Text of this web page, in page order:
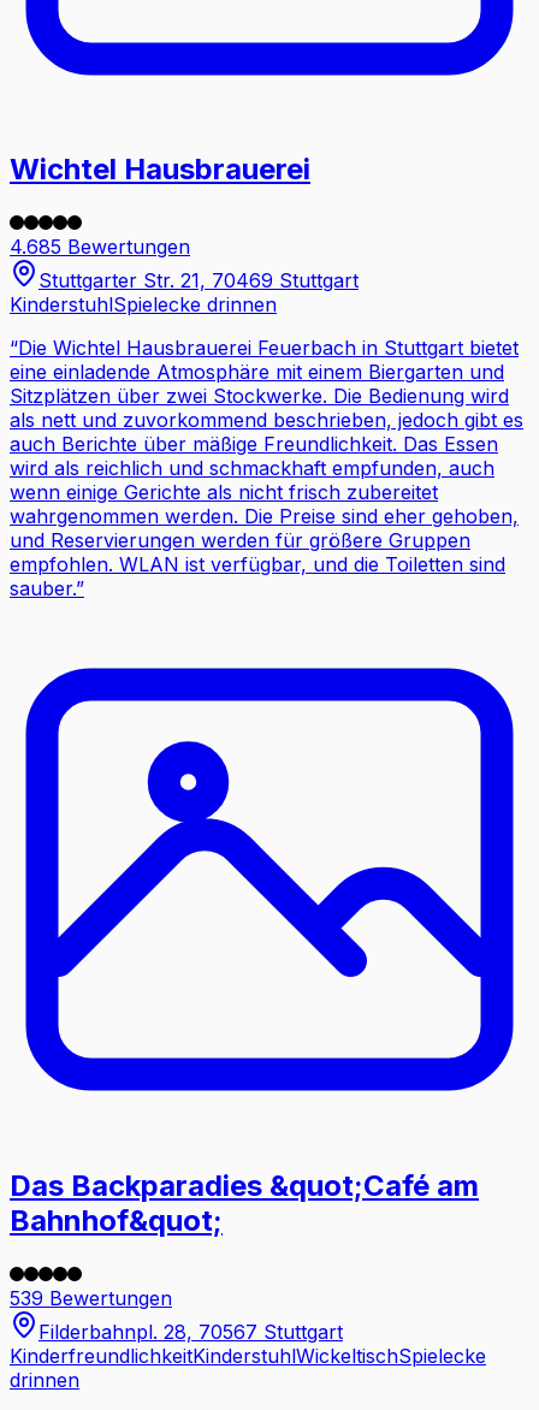
Wichtel Hausbrauerei
4.685 Bewertungen
Stuttgarter Str. 21, 70469 Stuttgart
KinderstuhlSpielecke drinnen
“Die Wichtel Hausbrauerei Feuerbach in Stuttgart bietet
eine einladende Atmosphäre mit einem Biergarten und
Sitzplätzen über zwei Stockwerke. Die Bedienung wird
als nett und zuvorkommend beschrieben, jedoch gibt es
auch Berichte über mäßige Freundlichkeit. Das Essen
wird als reichlich und schmackhaft empfunden, auch
wenn einige Gerichte als nicht frisch zubereitet
wahrgenommen werden. Die Preise sind eher gehoben,
und Reservierungen werden für größere Gruppen
empfohlen. WLAN ist verfügbar, und die Toiletten sind
sauber.”
Das Backparadies &quot;Café am
Bahnhof&quot;
539 Bewertungen
Filderbahnpl. 28, 70567 Stuttgart
KinderfreundlichkeitKinderstuhlWickeltischSpielecke
drinnen